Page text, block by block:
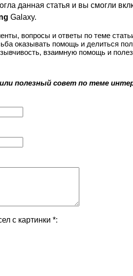
данная статья и вы смогли
Galaxy.
вопросы и ответы по теме
оказывать помощь и делиться
взаимную помощь и
полезный совет по теме
с картинки *: